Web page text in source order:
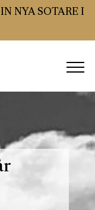
NYA SOTARE I